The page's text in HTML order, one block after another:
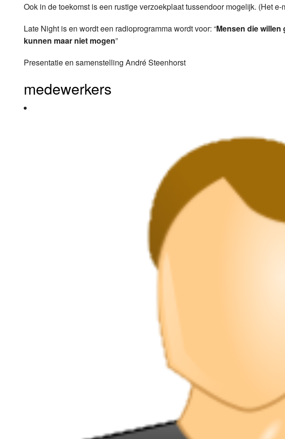
Zondag
Ook in de toekomst is een rustige verzoekplaat tussendoor mogelijk. (Het
Late Night is en wordt een radioprogramma wordt voor: “Mensen die willen
kunnen maar niet mogen”
Presentatie en samenstelling André Steenhorst
medewerkers